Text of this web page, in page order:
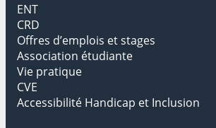
ENT
CRD
Offres d’emplois et stages
Association étudiante
Vie pratique
CVE
Accessibilité Handicap et Inclusion